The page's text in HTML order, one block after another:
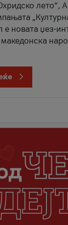
лето“,
е новата џез-